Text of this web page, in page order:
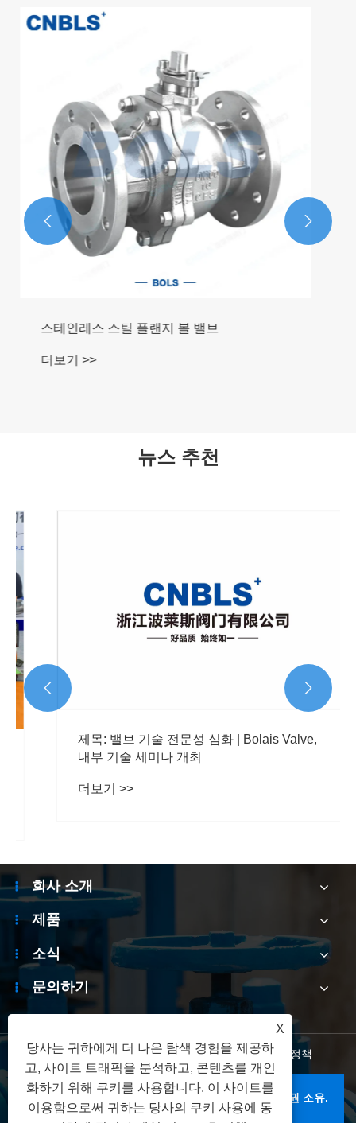
스테인레스 스틸 내부 스레드 볼 밸브
더보기 >>
 
뉴스 추천
제목: 밸브 기술 전문성 심화 | Bolais Valve,
내부 기술 세미나 개최
더보기 >>
 
회사 소개
제품
소식
문의하기
Links Sitemap | RSS | XML | 개인 정보 보호 정책
저작권 © 2026 Zhejiang Bolaisi Valve Co., Ltd. 판권 소유.
X
당사는 귀하에게 더 나은 탐색 경험을 제공하
고, 사이트 트래픽을 분석하고, 콘텐츠를 개인
화하기 위해 쿠키를 사용합니다. 이 사이트를
이용함으로써 귀하는 당사의 쿠키 사용에 동